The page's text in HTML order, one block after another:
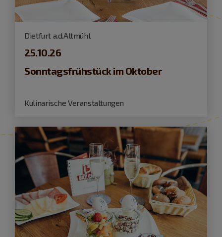
Dietfurt a.d.Altmühl
25.10.26
Sonntagsfrühstück im Oktober
Kulinarische Veranstaltungen